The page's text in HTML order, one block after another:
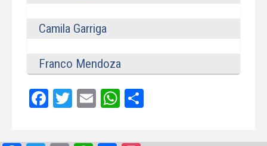
Camila Garriga
Franco Mendoza
Facebook
Twitter
EmailWhatsApp